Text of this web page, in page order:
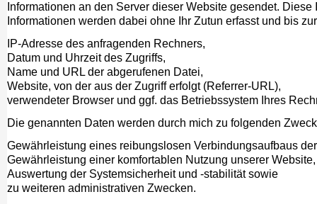
Informationen an den Server dieser Website gesendet.
Informationen werden dabei ohne Ihr Zutun erfasst und bis
IP-Adresse des anfragenden Rechners,
Datum und Uhrzeit des Zugriffs,
Name und URL der abgerufenen Datei,
Website, von der aus der Zugriff erfolgt (Referrer-URL),
verwendeter Browser und ggf. das Betriebssystem Ihres
Die genannten Daten werden durch mich zu folgenden
Gewährleistung eines reibungslosen Verbindungsaufbaus
Gewährleistung einer komfortablen Nutzung unserer Website,
Auswertung der Systemsicherheit und -stabilität sowie
zu weiteren administrativen Zwecken.